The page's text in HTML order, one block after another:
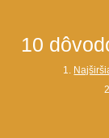
10
1.